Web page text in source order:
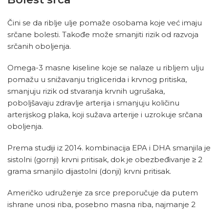
Čini se da riblje ulje pomaže osobama koje već imaju
srčane bolesti. Takođe može smanjiti rizik od razvoja
srčanih oboljenja.
Omega-3 masne kiseline koje se nalaze u ribljem ulju
pomažu u snižavanju triglicerida i krvnog pritiska,
smanjuju rizik od stvaranja krvnih ugrušaka,
poboljšavaju zdravlje arterija i smanjuju količinu
arterijskog plaka, koji sužava arterije i uzrokuje srčana
oboljenja.
Prema studiji iz 2014. kombinacija EPA i DHA smanjila je
sistolni (gornji) krvni pritisak, dok je obezbeđivanje ≥ 2
grama smanjilo dijastolni (donji) krvni pritisak.
Američko udruženje za srce preporučuje da putem
ishrane unosi riba, posebno masna riba, najmanje 2